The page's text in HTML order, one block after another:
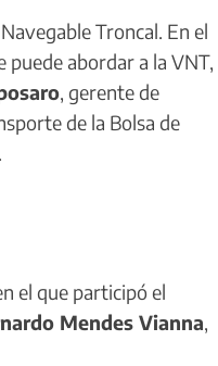
Troncal. En el
puede abordar a la VNT,
, gerente de
de la Bolsa de
el que participó el
Mendes Vianna